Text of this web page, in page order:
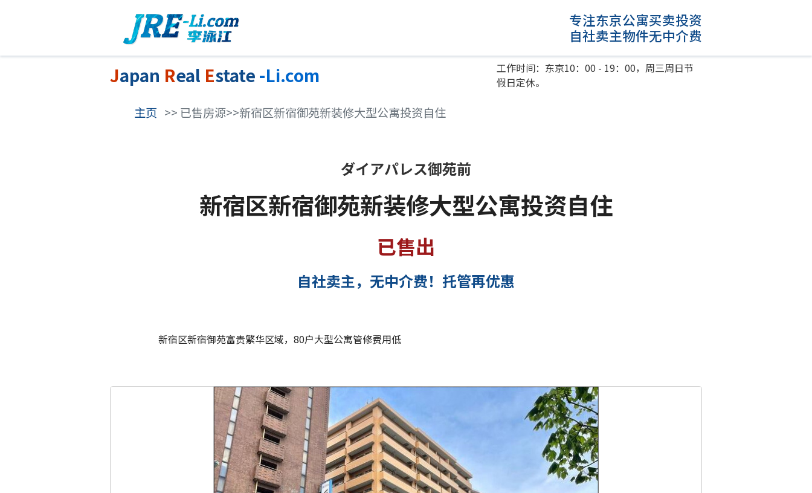
专注东京公寓买卖投资
自社卖主物件无中介费
Japan Real Estate -Li.com
工作时间：东京10：00 - 19：00，周三周日节
假日定休。
主页 >> 已售房源>>新宿区新宿御苑新装修大型公寓投资自住
ダイアパレス御苑前
新宿区新宿御苑新装修大型公寓投资自住
已售出
自社卖主，无中介费！托管再优惠
新宿区新宿御苑富贵繁华区域，80户大型公寓管修费用低